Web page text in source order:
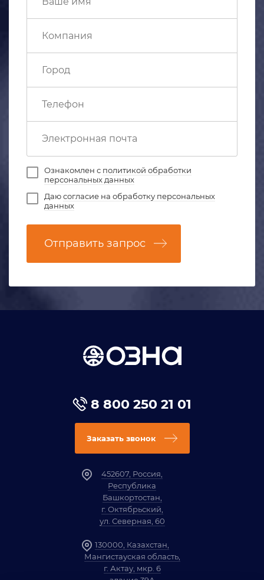
Ознакомлен с политикой обработки
персональных данных
Даюсогласие на обработку персональных
данных
Отправить запрос
8 800 250 21 01
Заказать звонок
452607, Россия,
Республика
Башкортостан,
г. Октябрьский,
ул. Северная, 60
130000, Казахстан,
Мангистауская область,
г. Актау, мкр. 6